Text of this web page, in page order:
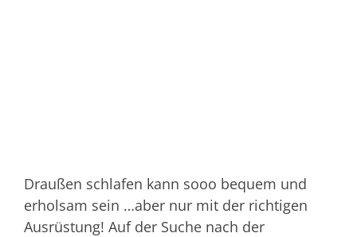
Draußen schlafen kann sooo bequem und
erholsam sein …aber nur mit der richtigen
Ausrüstung! Auf der Suche nach der